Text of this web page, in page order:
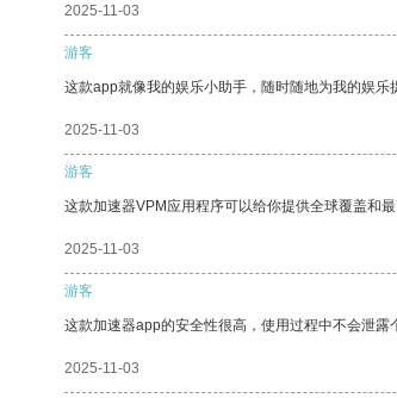
2025-11-03
游客
这款app就像我的娱乐小助手，随时随地为我的娱乐
2025-11-03
游客
这款加速器VPM应用程序可以给你提供全球覆盖和最
2025-11-03
游客
这款加速器app的安全性很高，使用过程中不会泄
2025-11-03